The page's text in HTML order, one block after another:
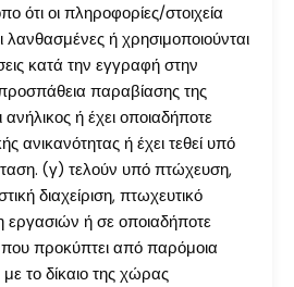
ότι οι πληροφορίες/στοιχεία
λανθασμένες ή χρησιμοποιούνται
κατά την εγγραφή στην
προσπάθεια παραβίασης της
ανήλικος ή έχει οποιαδήποτε
ανικανότητας ή έχει τεθεί υπό
(γ) τελούν υπό πτώχευση,
διαχείριση, πτωχευτικό
ή σε οποιαδήποτε
προκύπτει από παρόμοια
το δίκαιο της χώρας